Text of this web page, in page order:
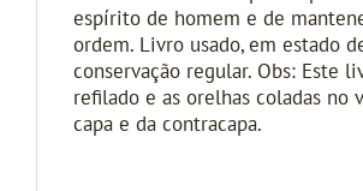
espírito de homem e de
ordem. Livro usado, em estado
conservação regular. Obs: Este
refilado e as orelhas coladas no
capa e da contracapa.